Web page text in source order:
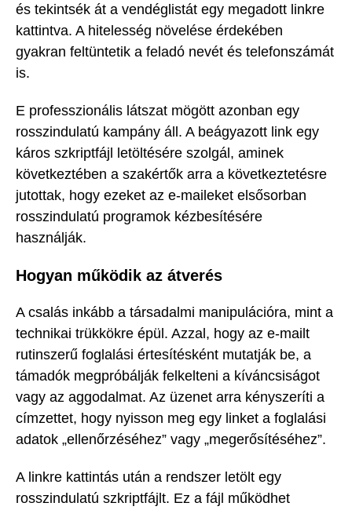
és tekintsék át a vendéglistát egy megadott linkre
kattintva. A hitelesség növelése érdekében
gyakran feltüntetik a feladó nevét és telefonszámát
is.
E professzionális látszat mögött azonban egy
rosszindulatú kampány áll. A beágyazott link egy
káros szkriptfájl letöltésére szolgál, aminek
következtében a szakértők arra a következtetésre
jutottak, hogy ezeket az e-maileket elsősorban
rosszindulatú programok kézbesítésére
használják.
Hogyan működik az átverés
A csalás inkább a társadalmi manipulációra, mint a
technikai trükkökre épül. Azzal, hogy az e-mailt
rutinszerű foglalási értesítésként mutatják be, a
támadók megpróbálják felkelteni a kíváncsiságot
vagy az aggodalmat. Az üzenet arra kényszeríti a
címzettet, hogy nyisson meg egy linket a foglalási
adatok „ellenőrzéséhez” vagy „megerősítéséhez”.
A linkre kattintás után a rendszer letölt egy
rosszindulatú szkriptfájlt. Ez a fájl működhet